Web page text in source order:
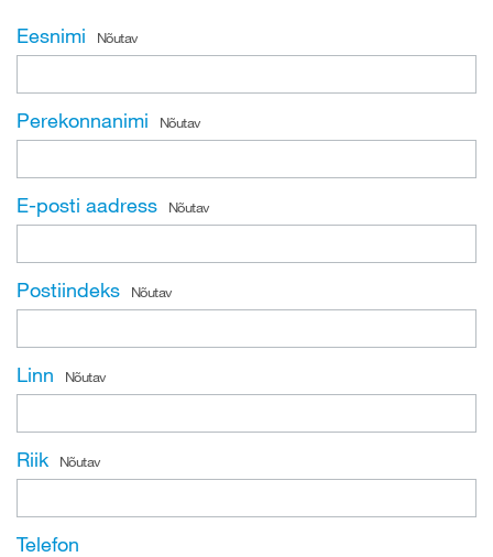
Eesnimi Nõutav
Perekonnanimi Nõutav
E-posti aadress Nõutav
Postiindeks Nõutav
Linn Nõutav
Riik Nõutav
Telefon